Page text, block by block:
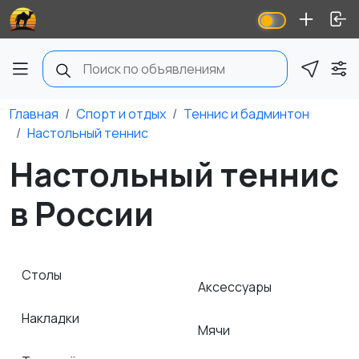
Главная Спорт и отдых
Теннис и бадминтон
Настольный теннис
Настольный теннис
в России
Столы
Накладки
Аксессуары
Мячи